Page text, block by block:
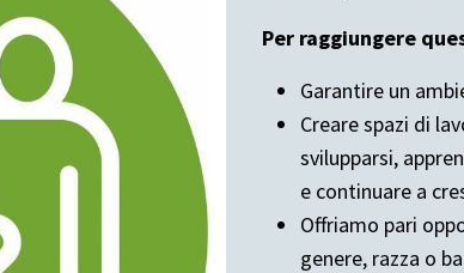
Per raggiungere
Garantire un
Creare spazi di
svilupparsi,
e continuare a
Offriamo pari
genere, razza o